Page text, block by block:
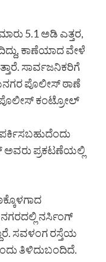
5.1 ಅಡಿ ಎತ್ತರ,
ಕಾಣೆಯಾದ ವೇಳೆ
ಸಾರ್ವಜನಿಕರಿಗೆ
ಪೊಲೀಸ್ ಠಾಣೆ
ಪೊಲೀಸ್ ಕಂಟ್ರೋಲ್
ಪ್ರಕಟಣೆಯಲ್ಲಿ
ನರ್ಸಿಂಗ್
ಸವಳಂಗ ರಸ್ತೆಯ
ತಿಳಿದುಬಂದಿದೆ.